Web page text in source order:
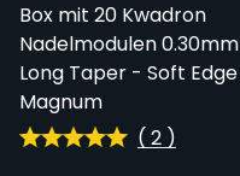
Box mit 20 Kwadron
Nadelmodulen 0.30mm
Long Taper - Soft Edge
Magnum
( 2 )